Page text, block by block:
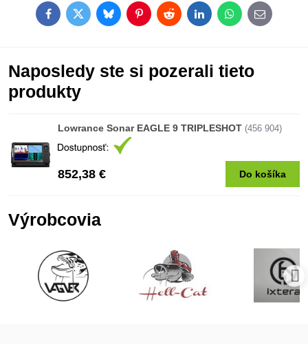
FacebookTwitterBlueskyPinterestRedditLinkedInWhatsApp
E-
mail
Naposledy ste si pozerali tieto
produkty
Lowrance Sonar EAGLE 9 TRIPLESHOT (456 904)
852,38 € Do košíka
Výrobcovia